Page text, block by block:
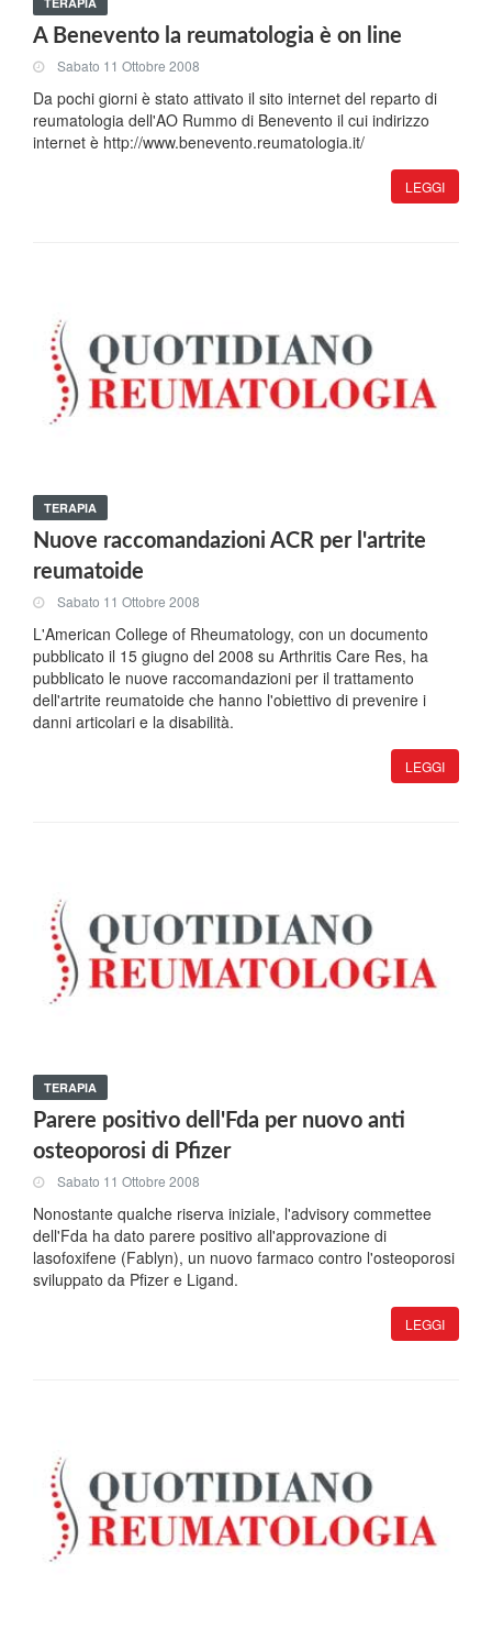
A Benevento la reumatologia è on line
Sabato 11 Ottobre 2008
Da pochi giorni è stato attivato il sito internet del reparto di
reumatologia dell'AO Rummo di Benevento il cui indirizzo
internet è http://www.benevento.reumatologia.it/
LEGGI
TERAPIA
Nuove raccomandazioni ACR per l'artrite
reumatoide
Sabato 11 Ottobre 2008
L'American College of Rheumatology, con un documento
pubblicato il 15 giugno del 2008 su Arthritis Care Res, ha
pubblicato le nuove raccomandazioni per il trattamento
dell'artrite reumatoide che hanno l'obiettivo di prevenire i
danni articolari e la disabilità.
LEGGI
TERAPIA
Parere positivo dell'Fda per nuovo anti
osteoporosi di Pfizer
Sabato 11 Ottobre 2008
Nonostante qualche riserva iniziale, l'advisory commettee
dell'Fda ha dato parere positivo all'approvazione di
lasofoxifene (Fablyn), un nuovo farmaco contro l'osteoporosi
sviluppato da Pfizer e Ligand.
LEGGI